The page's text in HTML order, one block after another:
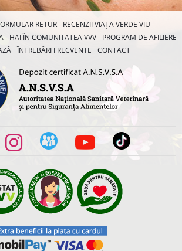
RETUR
RECENZII VIAȚA VERDE VIU
HAI ÎN COMUNITATEA VVV
PROGRAM DE AFILIERE
ÎNTREBĂRI FRECVENTE CONTACT